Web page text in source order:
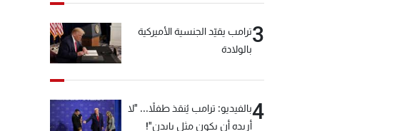
3ترامب يقيّد الجنسية الأميركية
بالولادة
4بالفيديو: ترامب يُنقذ طفلاً... "لا
أريده أن يكون مثل بايدن"!